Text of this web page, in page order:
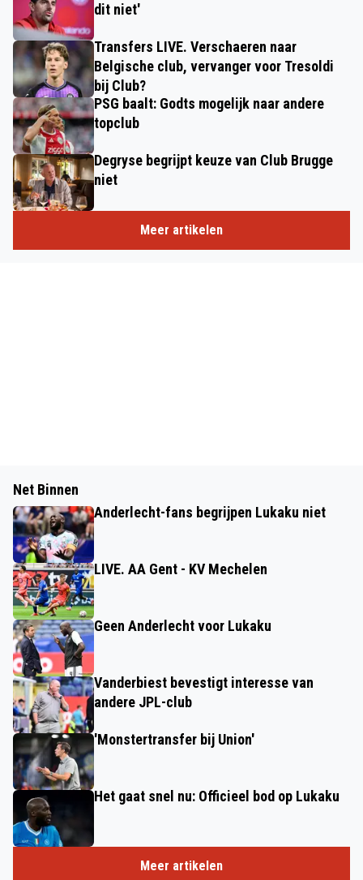
dit niet'
Transfers LIVE. Verschaeren naar
Belgische club, vervanger voor Tresoldi
bij Club?
PSG baalt: Godts mogelijk naar andere
topclub
Degryse begrijpt keuze van Club Brugge
niet
Meer artikelen
Net Binnen
Anderlecht-fans begrijpen Lukaku niet
LIVE. AA Gent - KV Mechelen
Geen Anderlecht voor Lukaku
Vanderbiest bevestigt interesse van
andere JPL-club
'Monstertransfer bij Union'
Het gaat snel nu: Officieel bod op Lukaku
Meer artikelen